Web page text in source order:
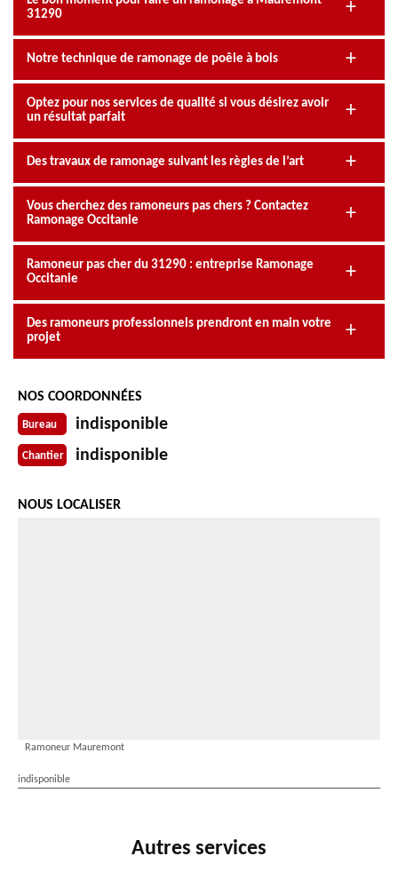
31290
Notre technique de ramonage de poêle à bois
Optez pour nos services de qualité si vous désirez avoir
un résultat parfait
Des travaux de ramonage suivant les règles de l’art
Vous cherchez des ramoneurs pas chers ? Contactez
Ramonage Occitanie
Ramoneur pas cher du 31290 : entreprise Ramonage
Occitanie
Des ramoneurs professionnels prendront en main votre
projet
NOS COORDONNÉES
Bureau indisponible
Chantier indisponible
NOUS LOCALISER
Ramoneur Mauremont
indisponible
Autres services